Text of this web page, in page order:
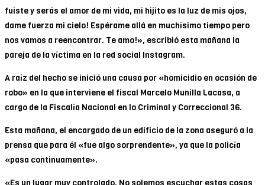
fuiste y serás el amor de mi vida, mi hijito es la luz de mis ojos,
dame fuerza mi cielo! Espérame allá en muchísimo tiempo pero
nos vamos a reencontrar. Te amo!», escribió esta mañana la
pareja de la víctima en la red social Instagram.
A raíz del hecho se inició una causa por «homicidio en ocasión de
robo» en la que interviene el fiscal Marcelo Munilla Lacasa, a
cargo de la Fiscalía Nacional en lo Criminal y Correccional 36.
Esta mañana, el encargado de un edificio de la zona aseguró a la
prensa que para él «fue algo sorprendente», ya que la policía
«pasa continuamente».
«Es un lugar muy controlado. No solemos escuchar estas cosas